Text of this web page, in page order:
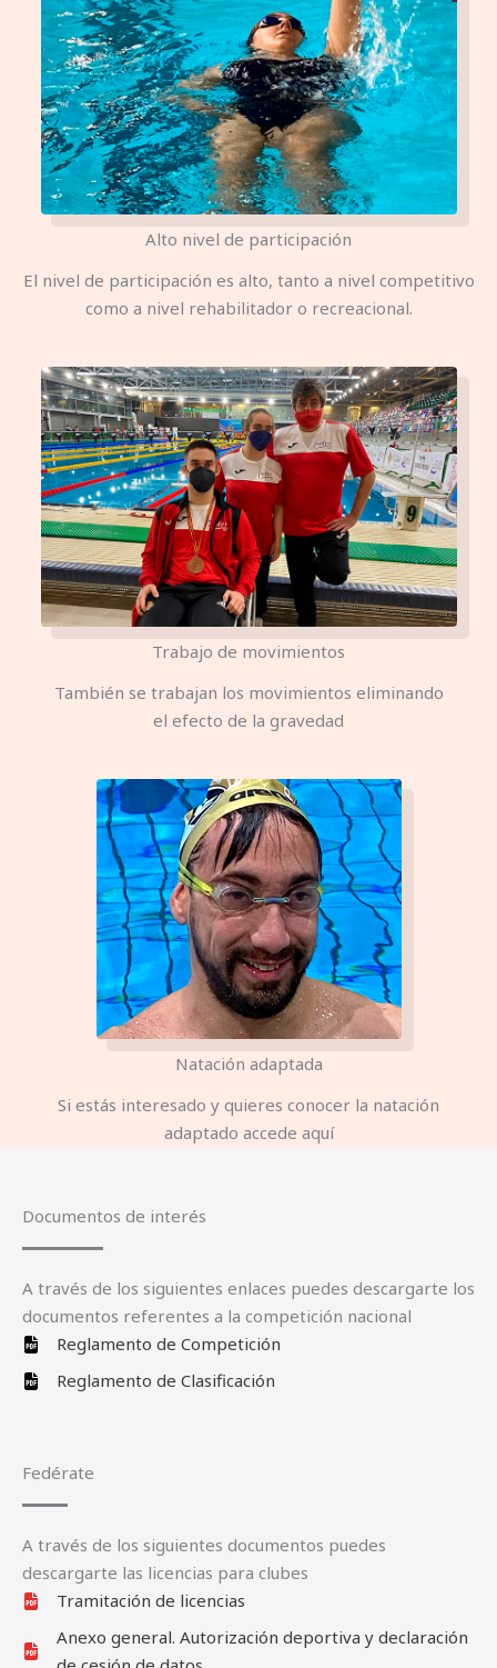
Alto nivel de participación
El nivel de participación es alto, tanto a nivel competitivo
como a nivel rehabilitador o recreacional.
Trabajo de movimientos
También se trabajan los movimientos eliminando
el efecto de la gravedad
Natación adaptada
Si estás interesado y quieres conocer la natación
adaptado accede aquí
Documentos de interés
A través de los siguientes enlaces puedes descargarte los
documentos referentes a la competición nacional
Reglamento de Competición
Reglamento de Clasificación
Fedérate
A través de los siguientes documentos puedes
descargarte las licencias para clubes
Tramitación de licencias
Anexo general. Autorización deportiva y declaración